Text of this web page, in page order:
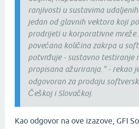
ranjivosti u sustavima
jedan od glavnih vektora koji
prodrijeti u korporativne
povećana količina zakrpa u
potvrđuje - sustavno testiranje
propisana ažuriranja." - rekao
odgovoran za prodaju
Češkoj i Slovačkoj.
Kao odgovor na ove izazove, GFI